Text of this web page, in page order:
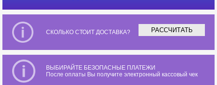
СКОЛЬКО СТОИТ ДОСТАВКА? РАССЧИТАТЬ
ВЫБИРАЙТЕ БЕЗОПАСНЫЕ ПЛАТЕЖИ
После оплаты Вы получите электронный кассовый чек